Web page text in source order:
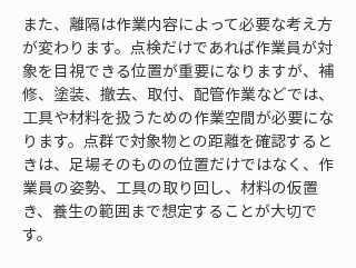
また、離隔は作業内容によって必要な考え方
が変わります。点検だけであれば作業員が対
象を目視できる位置が重要になりますが、補
修、塗装、撤去、取付、配管作業などでは、
工具や材料を扱うための作業空間が必要にな
ります。点群で対象物との距離を確認すると
きは、足場そのものの位置だけではなく、作
業員の姿勢、工具の取り回し、材料の仮置
き、養生の範囲まで想定することが大切で
す。